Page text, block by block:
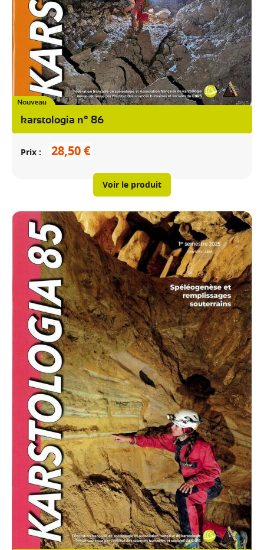
karstologia n° 86
Prix 28,50 €
Voir le produit